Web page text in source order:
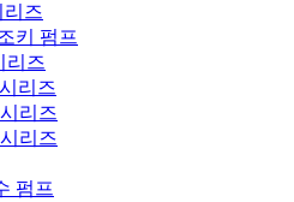
리즈
키 펌프
리즈
리즈
리즈
리즈
펌프